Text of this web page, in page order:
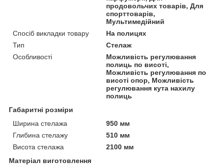
продовольчих товарів, Для
спорттоварів,
Мультимедійний
Спосіб викладки товару
На полицях
Тип
Стелаж
Особливості
Можливість регулювання
полиць по висоті,
Можливість регулювання по
висоті опор, Можливість
регулювання кута нахилу
полиць
Габаритні розміри
Ширина стелажа
950 мм
Глибина стелажу
510 мм
Висота стелажа
2100 мм
Матеріал виготовлення